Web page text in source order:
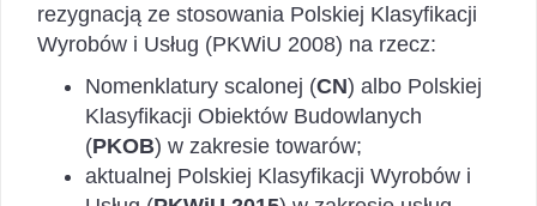
rezygnacją ze stosowania Polskiej Klasyfikacji
Wyrobów i Usług (PKWiU 2008) na rzecz:
Nomenklatury scalonej (CN) albo Polskiej
Klasyfikacji Obiektów Budowlanych
(PKOB) w zakresie towarów;
aktualnej Polskiej Klasyfikacji Wyrobów i